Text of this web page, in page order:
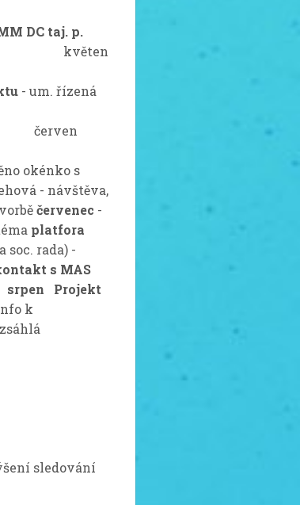
DC taj. p.
DC květen
...
- um. řízená
S
okénko s
- návštěva,
červenec -
platfora
soc. rada) -
s MAS
srpen
Projekt
k
sledování